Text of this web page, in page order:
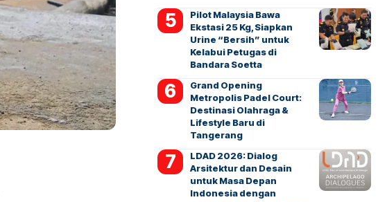
Pilot Malaysia Bawa
Ekstasi 25 Kg, Siapkan
Urine “Bersih” untuk
Kelabui Petugas di
Bandara Soetta
Grand Opening
Metropolis Padel Court:
Destinasi Olahraga &
Lifestyle Baru di
Tangerang
LDAD 2026: Dialog
Arsitektur dan Desain
untuk Masa Depan
Indonesia dengan